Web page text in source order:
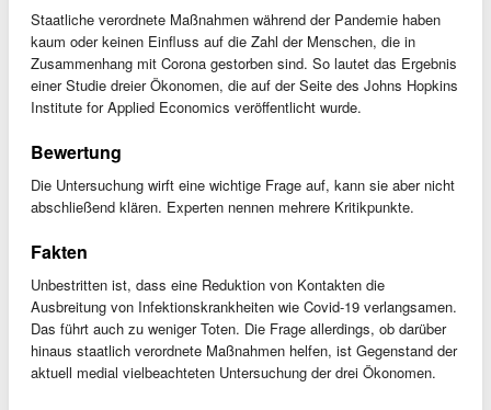
Staatliche verordnete Maßnahmen während der Pandemie haben
kaum oder keinen Einfluss auf die Zahl der Menschen, die in
Zusammenhang mit Corona gestorben sind. So lautet das Ergebnis
einer Studie dreier Ökonomen, die auf der Seite des Johns Hopkins
Institute for Applied Economics veröffentlicht wurde.
Bewertung
Die Untersuchung wirft eine wichtige Frage auf, kann sie aber nicht
abschließend klären. Experten nennen mehrere Kritikpunkte.
Fakten
Unbestritten ist, dass eine Reduktion von Kontakten die
Ausbreitung von Infektionskrankheiten wie Covid-19 verlangsamen.
Das führt auch zu weniger Toten. Die Frage allerdings, ob darüber
hinaus staatlich verordnete Maßnahmen helfen, ist Gegenstand der
aktuell medial vielbeachteten Untersuchung der drei Ökonomen.